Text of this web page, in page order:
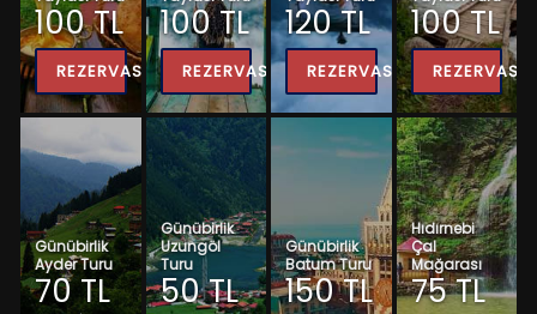
100 TL
REZERVASYON
Günübirlik
Ayder Turu
70 TL
100 TL
REZERVASYON
Günübirlik
Uzungöl
Turu
50 TL
120 TL
REZERVASYON
Günübirlik
Batum Turu
150 TL
100 TL
Hıdırnebi
Çal
Mağarası
75 TL